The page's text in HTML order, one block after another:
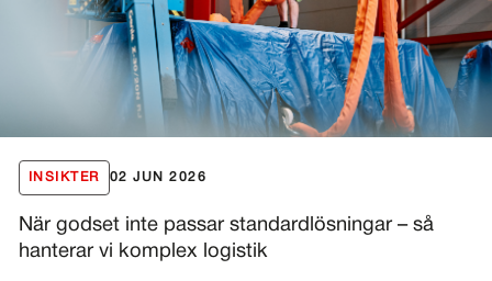
INSIKTER 02 JUN 2026
När godset inte passar standardlösningar – så
hanterar vi komplex logistik